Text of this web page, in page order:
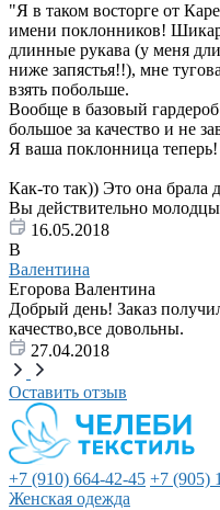
"Я в таком восторге от
имени поклонников!
длинные рукава (у меня
ниже запястья!!), мне
взять побольше.
Вообще в базовый
большое за качество и не
Я ваша поклонница
Как-то так)) Это она
Вы действительно
16.05.2018
В
Валентина
Егорова Валентина
Добрый день! Заказ
качество,все довольны.
27.04.2018
Оставить отзыв
+7 (910) 664-42-45 +7 (905)
Женская одежда